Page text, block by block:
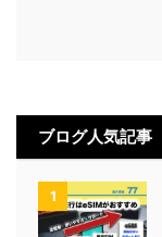
ブログ人気記事
1